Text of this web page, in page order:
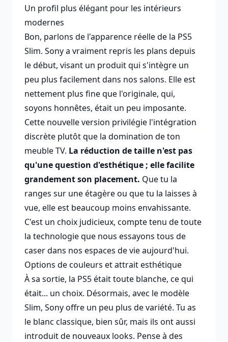
Un profil plus élégant pour les intérieurs
modernes
Bon, parlons de l'apparence réelle de la PS5
Slim. Sony a vraiment repris les plans depuis
le début, visant un produit qui s'intègre un
peu plus facilement dans nos salons. Elle est
nettement plus fine que l'originale, qui,
soyons honnêtes, était un peu imposante.
Cette nouvelle version privilégie l'intégration
discrète plutôt que la domination de ton
meuble TV. La réduction de taille n'est pas
qu'une question d'esthétique ; elle facilite
grandement son placement. Que tu la
ranges sur une étagère ou que tu la laisses à
vue, elle est beaucoup moins envahissante.
C'est un choix judicieux, compte tenu de toute
la technologie que nous essayons tous de
caser dans nos espaces de vie aujourd'hui.
Options de couleurs et attrait esthétique
À sa sortie, la PS5 était toute blanche, ce qui
était... un choix. Désormais, avec le modèle
Slim, Sony offre un peu plus de variété. Tu as
le blanc classique, bien sûr, mais ils ont aussi
introduit de nouveaux looks. Pense à des